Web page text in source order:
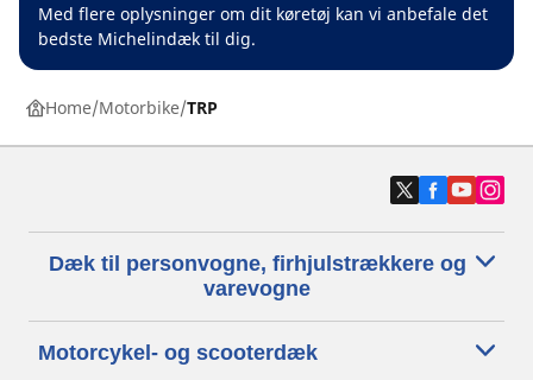
Med flere oplysninger om dit køretøj kan vi anbefale det
bedste Michelindæk til dig.
Home Motorbike TRP
Dæk til personvogne, firhjulstrækkere og
varevogne
Motorcykel- og scooterdæk